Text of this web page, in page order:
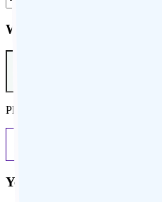
What is your approximate
Please specify an amount in
Your contact details